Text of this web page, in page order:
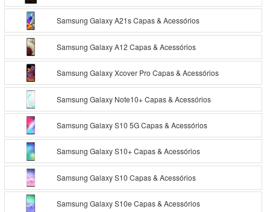
Samsung Galaxy A21s Capas & Acessórios
Samsung Galaxy A12 Capas & Acessórios
Samsung Galaxy Xcover Pro Capas & Acessórios
Samsung Galaxy Note10+ Capas & Acessórios
Samsung Galaxy S10 5G Capas & Acessórios
Samsung Galaxy S10+ Capas & Acessórios
Samsung Galaxy S10 Capas & Acessórios
Samsung Galaxy S10e Capas & Acessórios